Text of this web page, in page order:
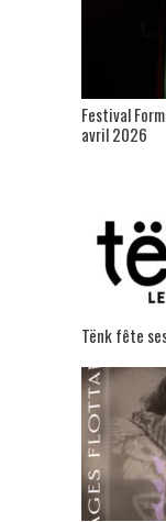
Festival
avril 2026
Tënk fête